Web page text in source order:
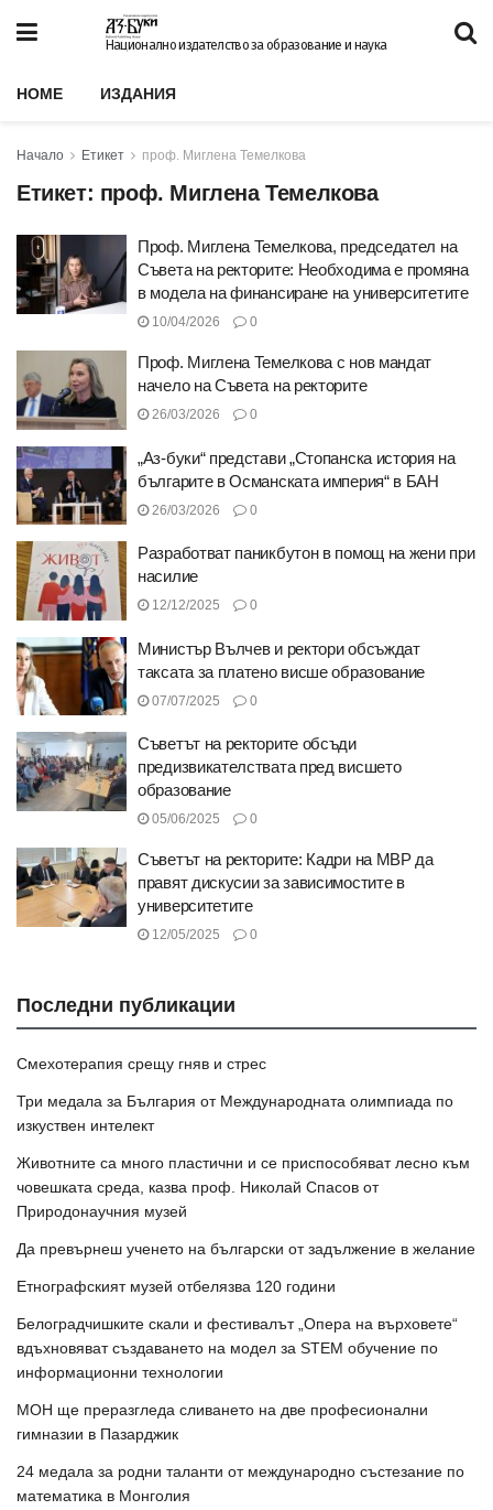
Национално издателство за образование и наука
HOME ИЗДАНИЯ
Начало Етикет проф. Миглена Темелкова
Етикет: проф. Миглена Темелкова
Проф. Миглена Темелкова, председател на
Съвета на ректорите: Необходима е промяна
в модела на финансиране на университетите
10/04/2026 0
Проф. Миглена Темелкова с нов мандат
начело на Съвета на ректорите
26/03/2026 0
„Аз-буки“ представи „Стопанска история на
българите в Османската империя“ в БАН
26/03/2026 0
Разработват паникбутон в помощ на жени при
насилие
12/12/2025 0
Министър Вълчев и ректори обсъждат
таксата за платено висше образование
07/07/2025 0
Съветът на ректорите обсъди
предизвикателствата пред висшето
образование
05/06/2025 0
Съветът на ректорите: Кадри на МВР да
правят дискусии за зависимостите в
университетите
12/05/2025 0
Последни публикации
Смехотерапия срещу гняв и стрес
Три медала за България от Международната олимпиада по
изкуствен интелект
Животните са много пластични и се приспособяват лесно към
човешката среда, казва проф. Николай Спасов от
Природонаучния музей
Да превърнеш ученето на български от задължение в желание
Етнографският музей отбелязва 120 години
Белоградчишките скали и фестивалът „Опера на върховете“
вдъхновяват създаването на модел за STEM обучение по
информационни технологии
МОН ще преразгледа сливането на две професионални
гимназии в Пазарджик
24 медала за родни таланти от международно състезание по
математика в Монголия